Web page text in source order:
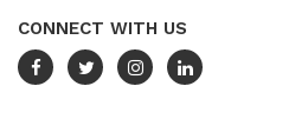
CONNECT WITH US